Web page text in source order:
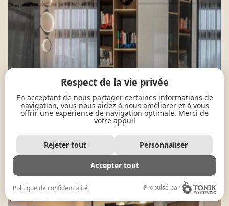
Respect de la vie privée
En acceptant de nous partager certaines informations de
navigation, vous nous aidez à nous améliorer et à vous
offrir une expérience de navigation optimale. Merci de
votre appui!
Rejeter tout Personnaliser
Accepter tout
Politique de confidentialité Propulsé par